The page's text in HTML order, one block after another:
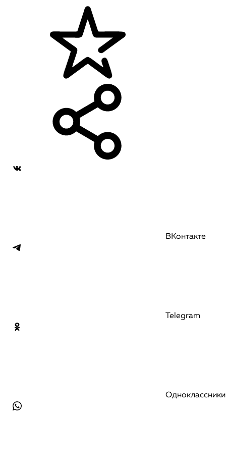
ВКонтакте
Telegram
Одноклассники